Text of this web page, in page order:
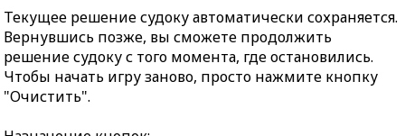
Текущее решение судоку автоматически сохраняется.
Вернувшись позже, вы сможете продолжить
решение судоку с того момента, где остановились.
Чтобы начать игру заново, просто нажмите кнопку
"Очистить".